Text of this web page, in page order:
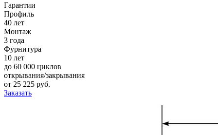
Гарантии
Профиль
40 лет
Монтаж
3 года
Фурнитура
10 лет
до 60 000 циклов
открывания/закрывания
от 25 225 pуб.
Заказать